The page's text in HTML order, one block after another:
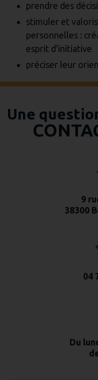
prendre des
stimuler et
personnelles :
esprit d’initiative
préciser leur
Une
9
38300
04
Du